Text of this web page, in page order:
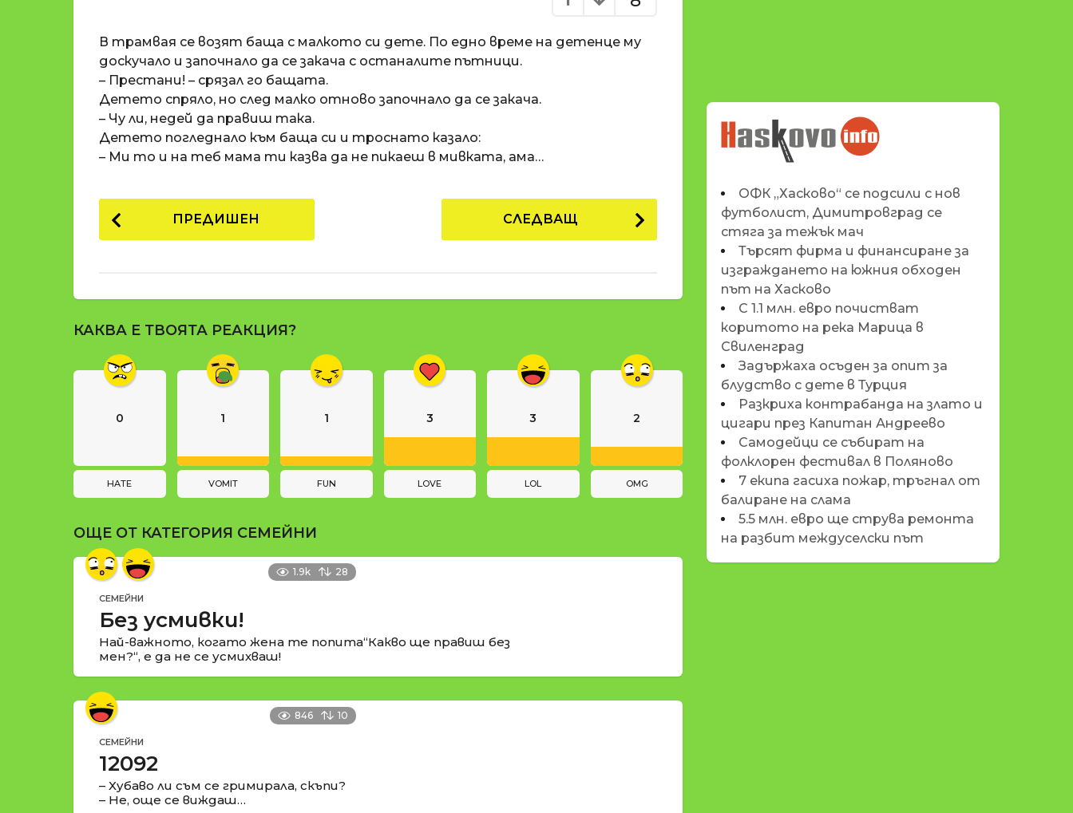
п
е
д
и
1
8
н
р
е
и
a
t
i
В трамвая се возят баща с малкото си дете. По едно време на детенце му
доскучало и започнало да се закача с останалите пътници.
– Престани! – срязал го бащата.
Детето спряло, но след малко отново започнало да се закача.
– Чу ли, недей да правиш така.
Детето погледнало към баща си и троснато казало:
– Ми то и на теб мама ти казва да не пикаеш в мивката, ама…
P
o
a
g
t
i
n
ПРЕДИШЕН СЛЕДВАЩ
КАКВА Е ТВОЯТА РЕАКЦИЯ?
0
HATE
1
VOMIT
1
FUN
3
LOVE
3
LOL
2
OMG
ОЩЕ ОТ КАТЕГОРИЯ СЕМЕЙНИ
1.9k 28
СЕМЕЙНИ
Без усмивки!
Най-важното, когато жена те попита“Какво ще правиш без
мен?“, е да не се усмихваш!
846 10
СЕМЕЙНИ
12092
– Хубаво ли съм се гримирала, скъпи?
– Не, още се виждаш…
НОВИНИТЕ НА
HASKOVO.INFO
ОФК „Хасково“ се подсили с нов
футболист, Димитровград се
стяга за тежък мач
Търсят фирма и финансиране за
изграждането на южния обходен
път на Хасково
С 1.1 млн. евро почистват
коритото на река Марица в
Свиленград
Задържаха осъден за опит за
блудство с дете в Турция
Разкриха контрабанда на злато и
цигари през Капитан Андреево
Самодейци се събират на
фолклорен фестивал в Поляново
7 екипа гасиха пожар, тръгнал от
балиране на слама
5.5 млн. евро ще струва ремонта
на разбит междуселски път